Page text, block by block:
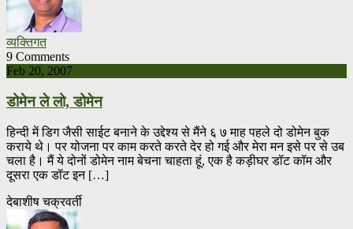
व्यक्तिगत
9 Comments
Feb 20, 2007
डोमेन ले लो, डोमेन
हिन्दी में डिग जैसी साईट बनाने के उद्देश्य से मैंने ६ ७ माह पहले दो डोमेन बुक
कराये थे। पर योजना पर काम करते करते देर हो गई और मेरा मन इसे पर से उब
चला है। मैं ये दोनों डोमेन नाम बेचना चाहता हूं, एक है कड़ीघर डॉट कॉम और
दूसरा एक डॉट इन […]
देबाशीष चक्रवर्ती